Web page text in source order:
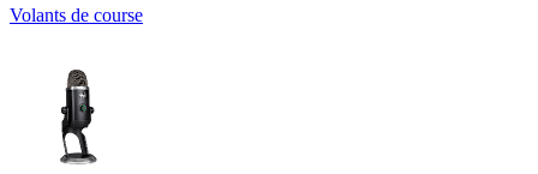
Volants de course